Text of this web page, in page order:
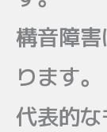
構音障
ります。
代表的な